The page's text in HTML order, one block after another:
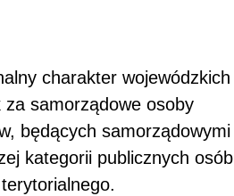
charakter wojewódzkich
za samorządowe osoby
będących samorządowymi
kategorii publicznych osób